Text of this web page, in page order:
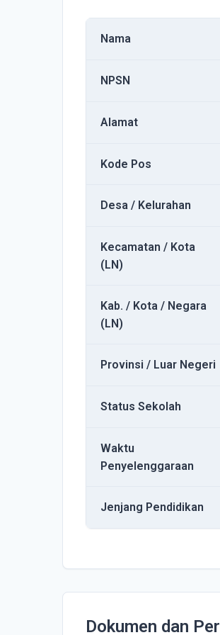
Nama
NPSN
Alamat
Kode Pos
Desa / Kelurahan
Kecamatan / Kota
(LN)
Kab. / Kota / Negara
(LN)
Provinsi / Luar Negeri
Status Sekolah
Waktu
Penyelenggaraan
Jenjang Pendidikan
Dokumen dan